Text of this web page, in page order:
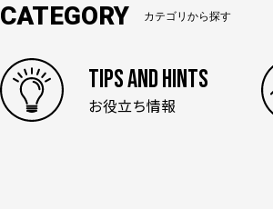
CATEGORY カテゴリから探す
TIPS AND HINTS
お役立ち情報